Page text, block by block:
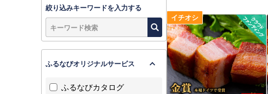
絞り込みキーワードを入力する
ふるなびオリジナルサービス
ふるなびカタログ